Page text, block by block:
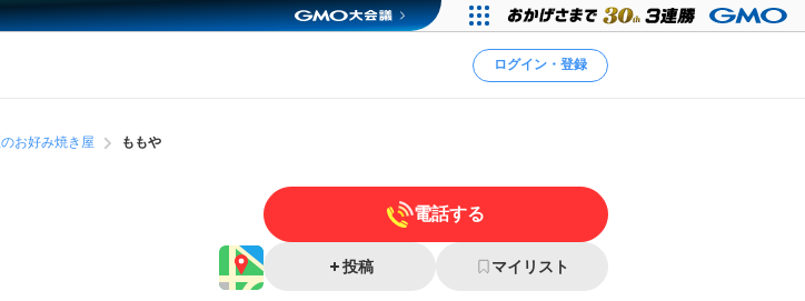
ログイン・登録
お好み焼き屋 ももや
電話する
投稿 マイリスト